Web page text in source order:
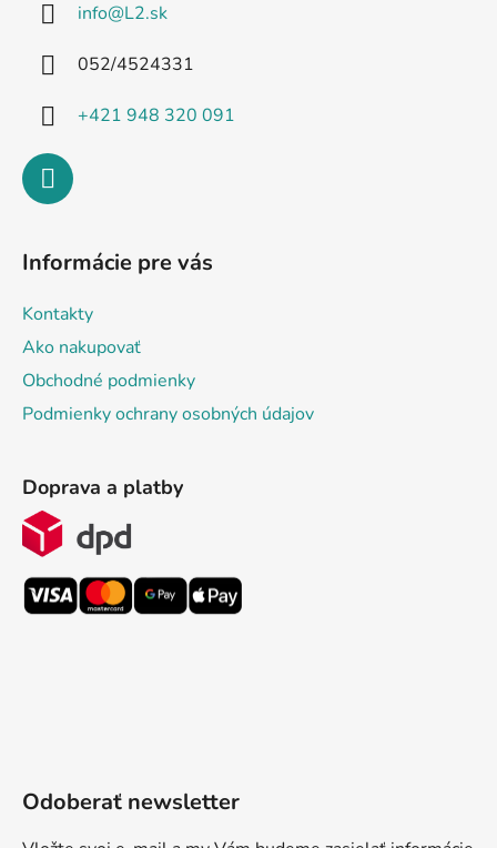
info@L2.sk
052/4524331
+421 948 320 091
Informácie pre vás
Kontakty
Ako nakupovať
Obchodné podmienky
Podmienky ochrany osobných údajov
Doprava a platby
Odoberať newsletter